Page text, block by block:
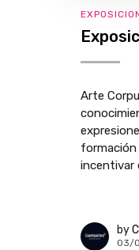
Arte
incentivar
by
03/